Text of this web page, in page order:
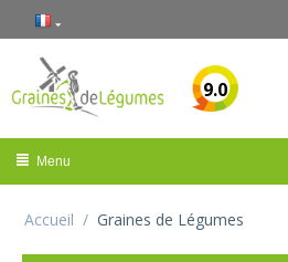
9.0
Menu
Accueil / Graines de Légumes